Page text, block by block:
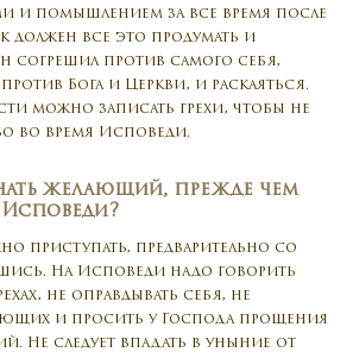
и помышлением за все время после
должен все это продумать и
согрешил против самого себя,
Бога и Церкви, и раскаяться.
можно записать грехи, чтобы не
во время Исповеди.
желающий, прежде чем
приступать, предварительно со
На Исповеди надо говорить
не оправдывать себя, не
и просить у Господа прощения
Не следует впадать в уныние от